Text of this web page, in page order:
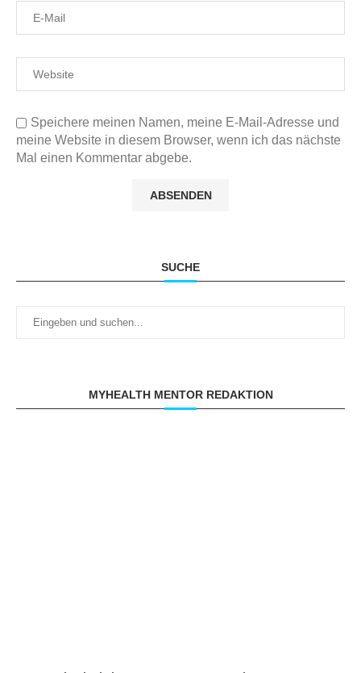
Speichere meinen Namen, meine E-Mail-Adresse und
meine Website in diesem Browser, wenn ich das nächste
Mal einen Kommentar abgebe.
SUCHE
MYHEALTH MENTOR REDAKTION